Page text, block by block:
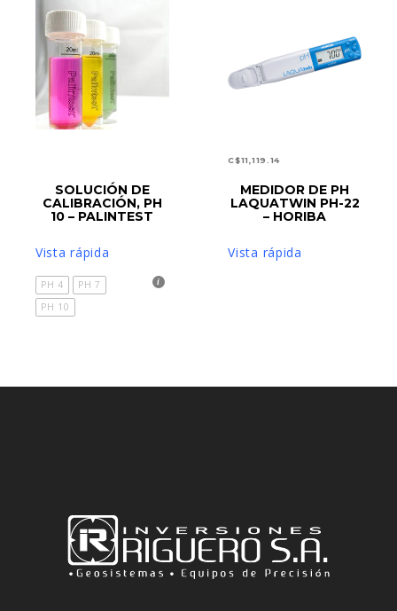
LEER MÁS
SOLUCIÓN DE
CALIBRACIÓN, PH
10 – PALINTEST
Vista rápida
PH 4
PH 7
PH 10
C$11,119.14
AÑADIR AL CARRITO
MEDIDOR DE PH
LAQUATWIN PH-22
– HORIBA
Vista rápida